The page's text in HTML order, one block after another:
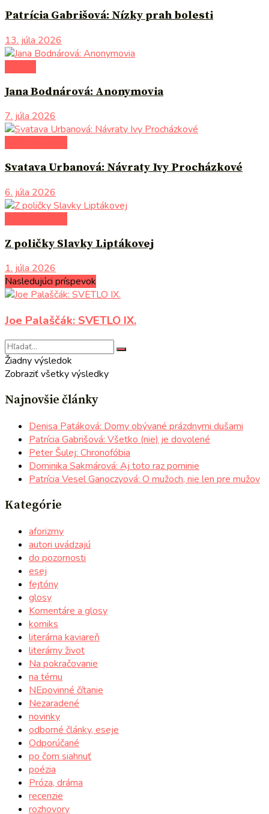
Patrícia Gabrišová: Nízky prah bolesti
13. júla 2026
Jana Bodnárová: Anonymovia
7. júla 2026
Svatava Urbanová: Návraty Ivy Procházkové
6. júla 2026
Z poličky Slavky Liptákovej
1. júla 2026
Nasledujúci príspevok
Joe Palaščák: SVETLO IX.
Žiadny výsledok
Zobraziť všetky výsledky
Najnovšie články
Denisa Patáková: Domy obývané prázdnymi dušami
Patrícia Gabrišová: Všetko (nie) je dovolené
Peter Šulej: Chronofóbia
Dominika Sakmárová: Aj toto raz pominie
Patrícia Vesel Ganoczyová: O mužoch, nie len pre mužov
Kategórie
aforizmy
autori uvádzajú
do pozornosti
esej
fejtóny
glosy
Komentáre a glosy
komiks
literárna kaviareň
literárny život
Na pokračovanie
na tému
NEpovinné čítanie
Nezaradené
novinky
odborné články, eseje
Odporúčané
po čom siahnuť
poézia
Próza, dráma
recenzie
rozhovory